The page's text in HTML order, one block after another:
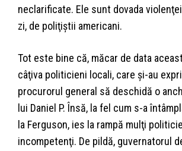
neclarificate. Ele sunt dovada
zi, de poliţiştii americani.
Tot este bine că, măcar de data
câţiva politicieni locali, care şi-au
procurorul general să deschidă o
lui Daniel P. Însă, la fel cum s-a
la Ferguson, ies la rampă mulţi
incompetenţi. De pildă, guvernatorul